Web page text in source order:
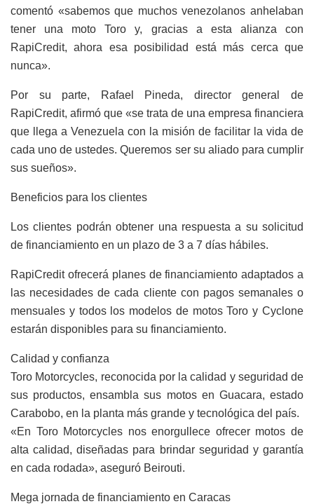
comentó «sabemos que muchos venezolanos anhelaban
tener una moto Toro y, gracias a esta alianza con
RapiCredit, ahora esa posibilidad está más cerca que
nunca».
Por su parte, Rafael Pineda, director general de
RapiCredit, afirmó que «se trata de una empresa financiera
que llega a Venezuela con la misión de facilitar la vida de
cada uno de ustedes. Queremos ser su aliado para cumplir
sus sueños».
Beneficios para los clientes
Los clientes podrán obtener una respuesta a su solicitud
de financiamiento en un plazo de 3 a 7 días hábiles.
RapiCredit ofrecerá planes de financiamiento adaptados a
las necesidades de cada cliente con pagos semanales o
mensuales y todos los modelos de motos Toro y Cyclone
estarán disponibles para su financiamiento.
Calidad y confianza
Toro Motorcycles, reconocida por la calidad y seguridad de
sus productos, ensambla sus motos en Guacara, estado
Carabobo, en la planta más grande y tecnológica del país.
«En Toro Motorcycles nos enorgullece ofrecer motos de
alta calidad, diseñadas para brindar seguridad y garantía
en cada rodada», aseguró Beirouti.
Mega jornada de financiamiento en Caracas